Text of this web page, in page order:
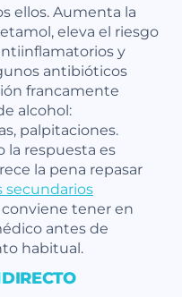
ellos. Aumenta la
eleva el riesgo
y
antibióticos
francamente
alcohol:
palpitaciones.
la respuesta es
la pena repasar
secundarios
tener en
antes de
habitual.